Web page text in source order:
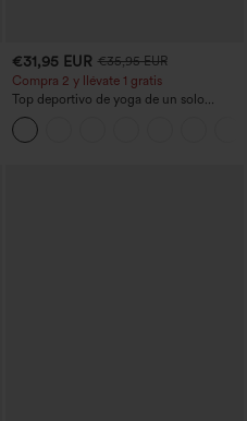
€31,95 EUR €35,95 EUR
Compra 2 y llévate 1 gratis
Top deportivo de yoga de un solo
hombro, manga larga con agujero para
el pulgar, dobladillo curvo estilo high-
low (frente más corto, espalda más